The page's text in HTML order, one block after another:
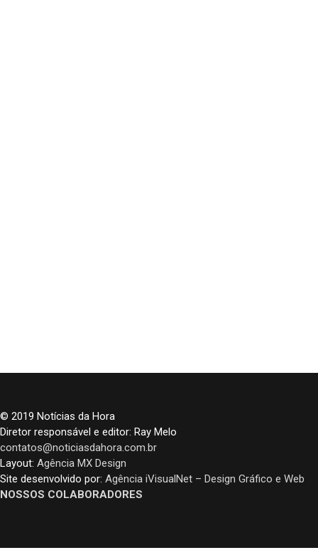
© 2019 Notícias da Hora
Diretor responsável e editor: Ray Melo
contatos@noticiasdahora.com.br
Layout: Agência MX Design
Site desenvolvido por: Agência iVisualNet – Design Gráfico e Web
NOSSOS COLABORADORES